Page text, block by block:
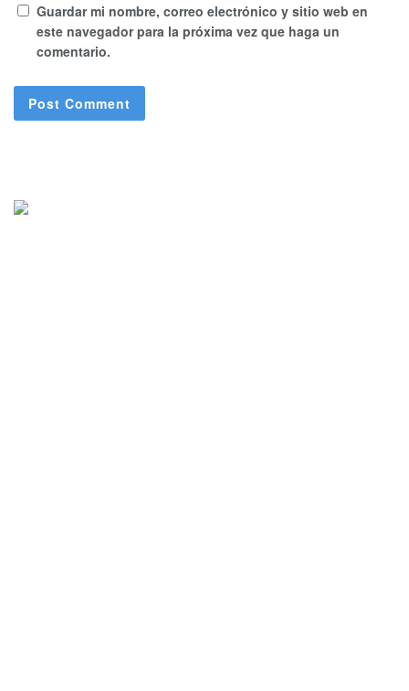
Guardar mi nombre, correo electrónico y sitio web en
este navegador para la próxima vez que haga un
comentario.